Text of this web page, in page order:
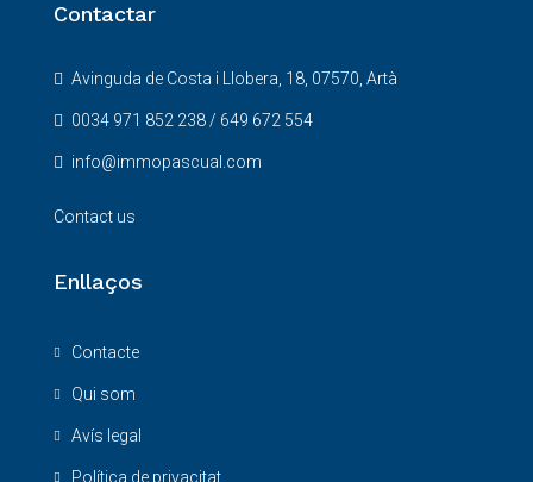
Contactar
Avinguda de Costa i Llobera, 18, 07570, Artà
0034 971 852 238 / 649 672 554
info@immopascual.com
Contact us
Enllaços
Contacte
Qui som
Avís legal
Política de privacitat